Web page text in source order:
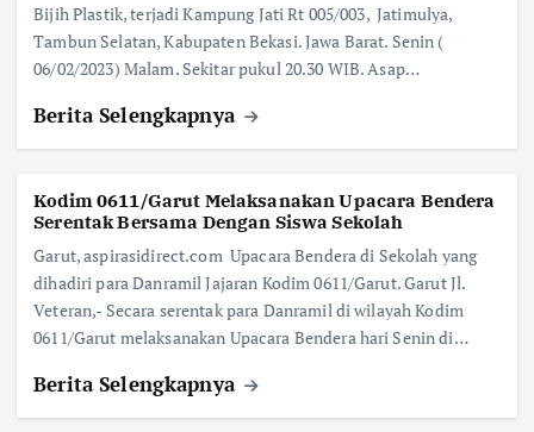
Bijih Plastik, terjadi Kampung Jati Rt 005/003, Jatimulya,
Tambun Selatan, Kabupaten Bekasi. Jawa Barat. Senin (
06/02/2023) Malam. Sekitar pukul 20.30 WIB. Asap…
Berita Selengkapnya
Kodim 0611/Garut Melaksanakan Upacara Bendera
Serentak Bersama Dengan Siswa Sekolah
Garut, aspirasidirect.com Upacara Bendera di Sekolah yang
dihadiri para Danramil Jajaran Kodim 0611/Garut. Garut Jl.
Veteran,- Secara serentak para Danramil di wilayah Kodim
0611/Garut melaksanakan Upacara Bendera hari Senin di…
Berita Selengkapnya